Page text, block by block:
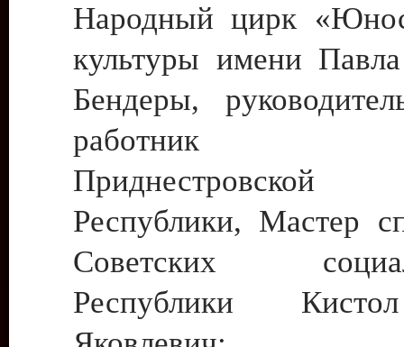
Народный цирк
культуры имени
Бендеры,
работник
Приднестровской
Республики, Мастер
Советских
Республики